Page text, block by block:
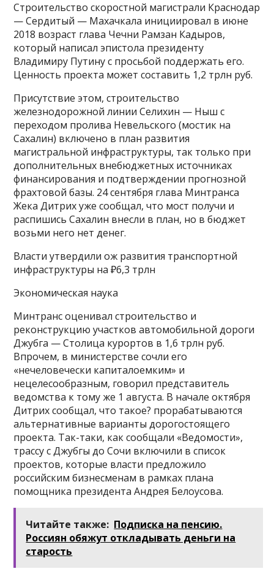
Строительство скоростной магистрали Краснодар
— Сердитый — Махачкала инициировал в июне
2018 возраст глава Чечни Рамзан Кадыров,
который написал эпистола президенту
Владимиру Путину с просьбой поддержать его.
Ценность проекта может составить 1,2 трлн руб.
Присутствие этом, строительство
железнодорожной линии Селихин — Ныш с
переходом пролива Невельского (мостик на
Сахалин) включено в план развития
магистральной инфраструктуры, так только при
дополнительных внебюджетных источниках
финансирования и подтверждении прогнозной
фрахтовой базы. 24 сентября глава Минтранса
Жека Дитрих уже сообщал, что мост получи и
распишись Сахалин внесли в план, но в бюджет
возьми него нет денег.
Власти утвердили ож развития транспортной
инфраструктуры на ₽6,3 трлн
Экономическая наука
Минтранс оценивал строительство и
реконструкцию участков автомобильной дороги
Джубга — Столица курортов в 1,6 трлн руб.
Впрочем, в министерстве сочли его
«нечеловечески капиталоемким» и
нецелесообразным, говорил представитель
ведомства к тому же 1 августа. В начале октября
Дитрих сообщал, что такое? прорабатываются
альтернативные варианты дорогостоящего
проекта. Так-таки, как сообщали «Ведомости»,
трассу с Джубгы до Сочи включили в список
проектов, которые власти предложило
российским бизнесменам в рамках плана
помощника президента Андрея Белоусова.
Читайте также: Подписка на пенсию.
Россиян обяжут откладывать деньги на
старость